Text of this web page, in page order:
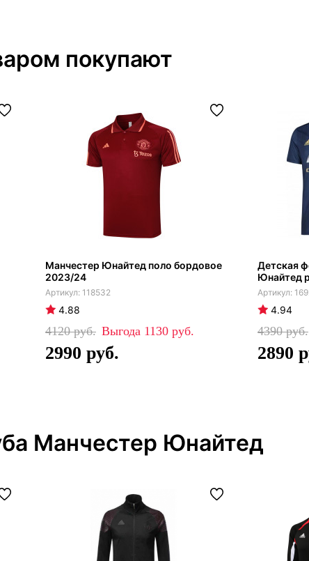
покупают
Манчестер Юнайтед поло бордовое
2023/24
118532
4.88
4120 1130
2990
Детская
Юнайтед
4.94
4390
2890
Манчестер Юнайтед